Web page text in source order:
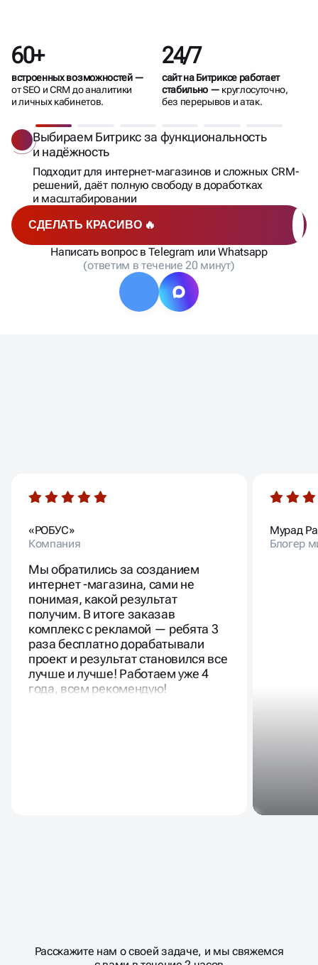
60+
встроенных возможностей —
от SEO и CRM до аналитики
и личных кабинетов.
24/7
сайт на Битриксе работает
стабильно — круглосуточно,
без перерывов и атак.
СДЕЛАТЬ КРАСИВО 🔥
Написать вопрос в Telegram или Whatsapp
(ответим в течение 20 минут)
Выбираем Битрикс за функциональность
и надёжность
Подходит для интернет-магазинов и сложных CRM-
решений, даёт полную свободу в доработках
и масштабировании
«РОБУС»
Компания
Мы обратились за созданием
интернет -магазина, сами не
понимая, какой результат
получим. В итоге заказав
комплекс с рекламой — ребята 3
раза бесплатно дорабатывали
проект и результат становился все
лучше и лучше! Работаем уже 4
года, всем рекомендую!
Мурад
Блогер
Расскажите нам о своей задаче, и мы свяжемся